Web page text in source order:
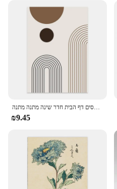
שערוריניוף קיר אסתטי אמנות קווים גיאומטריים בד שמן ציור פוסטרים הדפסים הדפסים דף הבית חדר שינה מתנה מתנה
₪9.45